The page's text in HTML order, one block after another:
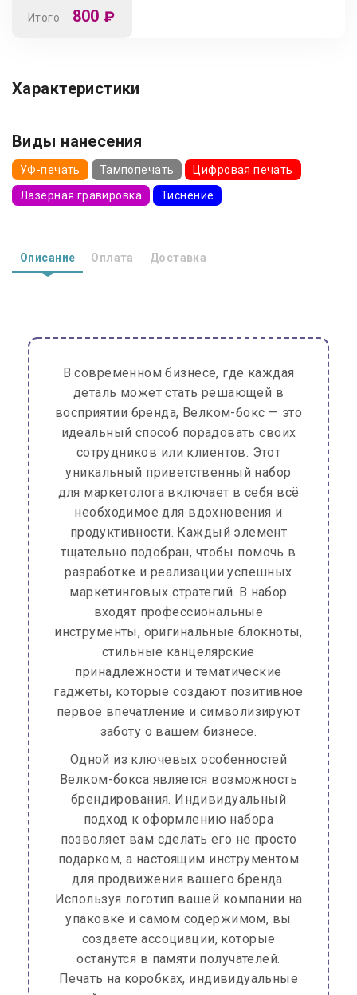
Итого 800 ₽
Характеристики
Виды нанесения
УФ-печать Тампопечать
Цифровая печать
Лазерная гравировка
Тиснение
Описание Оплата Доставка
В современном бизнесе, где каждая
деталь может стать решающей в
восприятии бренда, Велком-бокс — это
идеальный способ порадовать своих
сотрудников или клиентов. Этот
уникальный приветственный набор
для маркетолога включает в себя всё
необходимое для вдохновения и
продуктивности. Каждый элемент
тщательно подобран, чтобы помочь в
разработке и реализации успешных
маркетинговых стратегий. В набор
входят профессиональные
инструменты, оригинальные блокноты,
стильные канцелярские
принадлежности и тематические
гаджеты, которые создают позитивное
первое впечатление и символизируют
заботу о вашем бизнесе.
Одной из ключевых особенностей
Велком-бокса является возможность
брендирования. Индивидуальный
подход к оформлению набора
позволяет вам сделать его не просто
подарком, а настоящим инструментом
для продвижения вашего бренда.
Используя логотип вашей компании на
упаковке и самом содержимом, вы
создаете ассоциации, которые
останутся в памяти получателей.
Печать на коробках, индивидуальные